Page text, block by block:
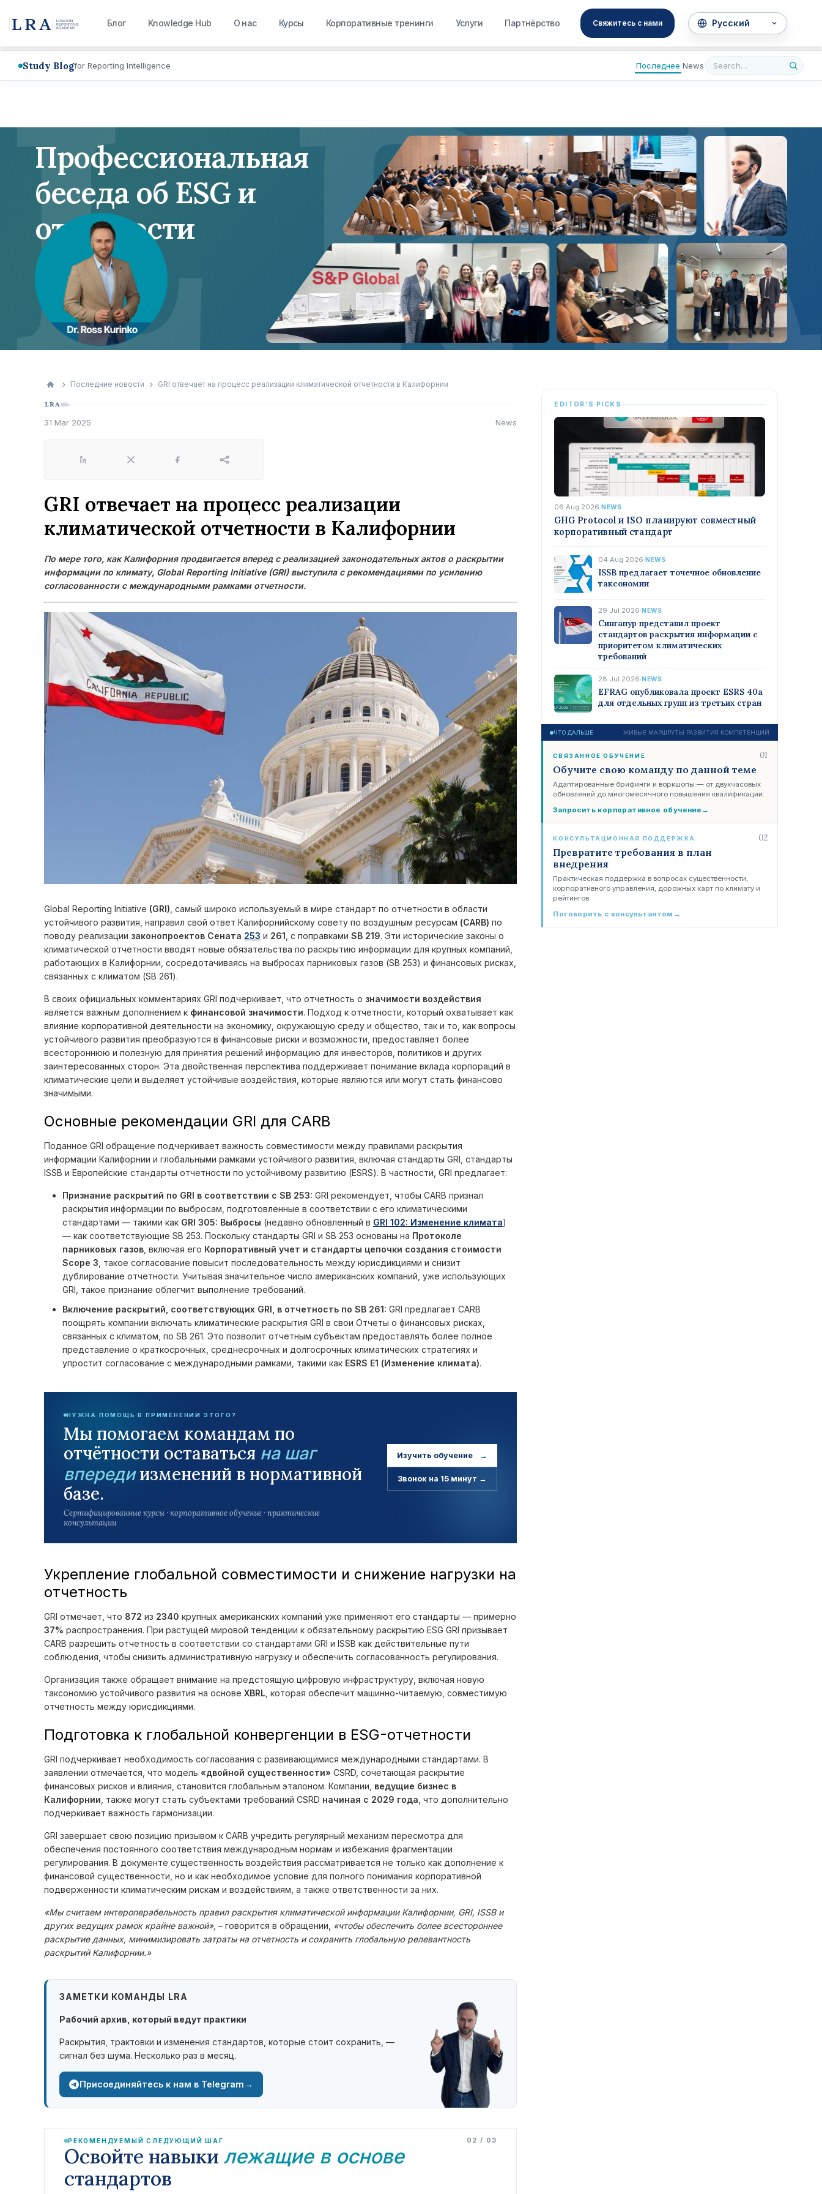
Блог Knowledge Hub О нас Курсы Корпоративные тренинги Услуги Партнёрство Свяжитесь с нами
Study Blogfor Reporting Intelligence Последнее News
Профессиональная
беседа об ESG и
отчетности
LRA
Последние новости GRI отвечает на процесс реализации климатической отчетности в Калифорнии
31 Mar 2025 News
LinkedIn X Facebook Share
GRI отвечает на процесс реализации
климатической отчетности в Калифорнии
По мере того, как Калифорния продвигается вперед с реализацией законодательных актов о раскрытии
информации по климату, Global Reporting Initiative (GRI) выступила с рекомендациями по усилению
согласованности с международными рамками отчетности.
Global Reporting Initiative (GRI) , самый широко используемый в мире стандарт по отчетности в области
устойчивого развития, направил свой ответ Калифорнийскому совету по воздушным ресурсам (CARB) по
поводу реализации законопроектов Сената 253 и 261 , с поправками SB 219. Эти исторические законы о
климатической отчетности вводят новые обязательства по раскрытию информации для крупных компаний,
работающих в Калифорнии, сосредотачиваясь на выбросах парниковых газов (SB 253) и финансовых рисках,
связанных с климатом (SB 261).
В своих официальных комментариях GRI подчеркивает, что отчетность о значимости воздействия
является важным дополнением к финансовой значимости. Подход к отчетности, который охватывает как
влияние корпоративной деятельности на экономику, окружающую среду и общество, так и то, как вопросы
устойчивого развития преобразуются в финансовые риски и возможности, предоставляет более
всестороннюю и полезную для принятия решений информацию для инвесторов, политиков и других
заинтересованных сторон. Эта двойственная перспектива поддерживает понимание вклада корпораций в
климатические цели и выделяет устойчивые воздействия, которые являются или могут стать финансово
значимыми.
Основные рекомендации GRI для CARB
Поданное GRI обращение подчеркивает важность совместимости между правилами раскрытия
информации Калифорнии и глобальными рамками устойчивого развития, включая стандарты GRI, стандарты
ISSB и Европейские стандарты отчетности по устойчивому развитию (ESRS). В частности, GRI предлагает:
Признание раскрытий по GRI в соответствии с SB 253: GRI рекомендует, чтобы CARB признал
раскрытия информации по выбросам, подготовленные в соответствии с его климатическими
стандартами — такими как GRI 305: Выбросы (недавно обновленный в GRI 102: Изменение климата)
— как соответствующие SB 253. Поскольку стандарты GRI и SB 253 основаны на Протоколе
парниковых газов , включая его Корпоративный учет и стандарты цепочки создания стоимости
Scope 3 , такое согласование повысит последовательность между юрисдикциями и снизит
дублирование отчетности. Учитывая значительное число американских компаний, уже использующих
GRI, такое признание облегчит выполнение требований.
Включение раскрытий, соответствующих GRI, в отчетность по SB 261: GRI предлагает CARB
поощрять компании включать климатические раскрытия GRI в свои Отчеты о финансовых рисках,
связанных с климатом, по SB 261. Это позволит отчетным субъектам предоставлять более полное
представление о краткосрочных, среднесрочных и долгосрочных климатических стратегиях и
упростит согласование с международными рамками, такими как ESRS E1 (Изменение климата).
НУЖНА ПОМОЩЬ В ПРИМЕНЕНИИ ЭТОГО?
Мы помогаем командам по
отчётности оставаться на шаг
впередиизменений в нормативной
базе.
Сертифицированные курсы · корпоративное обучение · практические
консультации
Изучить обучение →
Звонок на 15 минут →
Укрепление глобальной совместимости и снижение нагрузки на
отчетность
GRI отмечает, что 872 из 2340 крупных американских компаний уже применяют его стандарты — примерно
37% распространения. При растущей мировой тенденции к обязательному раскрытию ESG GRI призывает
CARB разрешить отчетность в соответствии со стандартами GRI и ISSB как действительные пути
соблюдения, чтобы снизить административную нагрузку и обеспечить согласованность регулирования.
Организация также обращает внимание на предстоящую цифровую инфраструктуру, включая новую
таксономию устойчивого развития на основе XBRL , которая обеспечит машинно-читаемую, совместимую
отчетность между юрисдикциями.
Подготовка к глобальной конвергенции в ESG-отчетности
GRI подчеркивает необходимость согласования с развивающимися международными стандартами. В
заявлении отмечается, что модель «двойной существенности» CSRD, сочетающая раскрытие
финансовых рисков и влияния, становится глобальным эталоном. Компании, ведущие бизнес в
Калифорнии , также могут стать субъектами требований CSRD начиная с 2029 года , что дополнительно
подчеркивает важность гармонизации.
GRI завершает свою позицию призывом к CARB учредить регулярный механизм пересмотра для
обеспечения постоянного соответствия международным нормам и избежания фрагментации
регулирования. В документе существенность воздействия рассматривается не только как дополнение к
финансовой существенности, но и как необходимое условие для полного понимания корпоративной
подверженности климатическим рискам и воздействиям, а также ответственности за них.
«Мы считаем интероперабельность правил раскрытия климатической информации Калифорнии, GRI, ISSB и
других ведущих рамок крайне важной», – говорится в обращении,
«чтобы обеспечить более всестороннее
раскрытие данных, минимизировать затраты на отчетность и сохранить глобальную релевантность
раскрытий Калифорнии.»
ЗАМЕТКИ КОМАНДЫ LRA
Рабочий архив, который ведут практики
Раскрытия, трактовки и изменения стандартов, которые стоит сохранить, —
сигнал без шума. Несколько раз в месяц.
Присоединяйтесь к нам в Telegram →
РЕКОМЕНДУЕМЫЙ СЛЕДУЮЩИЙ ШАГ
Освойте навыки лежащие в основе
стандартов
02 / 03
EDITOR'S PICKS
06 Aug 2026·NEWS
GHG Protocol и ISO планируют совместный
корпоративный стандарт
04 Aug 2026·NEWS
ISSB предлагает точечное обновление
таксономии
29 Jul 2026·NEWS
Сингапур представил проект
стандартов раскрытия информации с
приоритетом климатических
требований
28 Jul 2026·NEWS
EFRAG опубликовала проект ESRS 40a
для отдельных групп из третьих стран
ЧТО ДАЛЬШЕ ЖИВЫЕ МАРШРУТЫ РАЗВИТИЯ КОМПЕТЕНЦИЙ
СВЯЗАННОЕ ОБУЧЕНИЕ 01
Обучите свою команду по данной теме
Адаптированные брифинги и воркшопы — от двухчасовых
обновлений до многомесячного повышения квалификации.
Запросить корпоративное обучение →
КОНСУЛЬТАЦИОННАЯ ПОДДЕРЖКА 02
Превратите требования в план
внедрения
Практическая поддержка в вопросах существенности,
корпоративного управления, дорожных карт по климату и
рейтингов.
Поговорить с консультантом →